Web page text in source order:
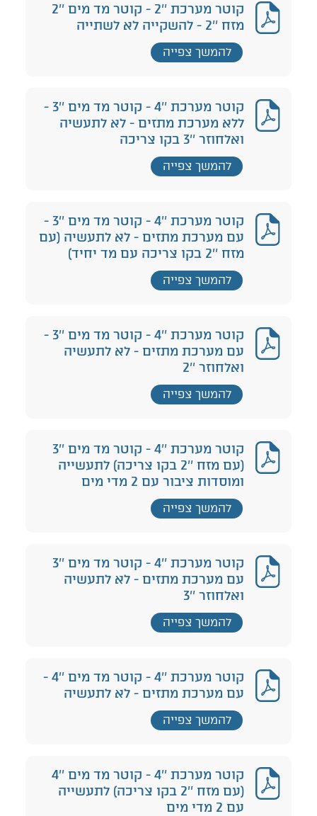
קוטר מערכת ''2 - קוטר מד מים ''2
מזח ''2 - להשקייה לא לשתייה
להמשך צפייה
קוטר מערכת ''4 - קוטר מד מים ''3 -
ללא מערכת מתזים - לא לתעשיה
ואלחוזר ''3 בקו צריכה
להמשך צפייה
קוטר מערכת ''4 - קוטר מד מים ''3 -
עם מערכת מתזים - לא לתעשיה (עם
מזח ''2 בקו צריכה עם מד יחיד)
להמשך צפייה
קוטר מערכת ''4 - קוטר מד מים ''3 -
עם מערכת מתזים - לא לתעשיה
ואלחוזר ''2
להמשך צפייה
קוטר מערכת ''4 - קוטר מד מים ''3
(עם מזח ''2 בקו צריכה) לתעשייה
ומוסדות ציבור עם 2 מדי מים
להמשך צפייה
קוטר מערכת ''4 - קוטר מד מים ''3
עם מערכת מתזים - לא לתעשיה
ואלחוזר ''3
להמשך צפייה
קוטר מערכת ''4 - קוטר מד מים ''4 -
עם מערכת מתזים - לא לתעשיה
להמשך צפייה
קוטר מערכת ''4 - קוטר מד מים ''4
(עם מזח ''2 בקו צריכה) לתעשייה
עם 2 מדי מים